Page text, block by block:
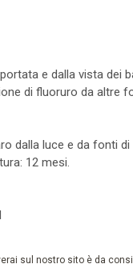
e dalla vista dei
di fluoruro da altre
dalla luce e da fonti di
12 mesi.
sul nostro sito è da